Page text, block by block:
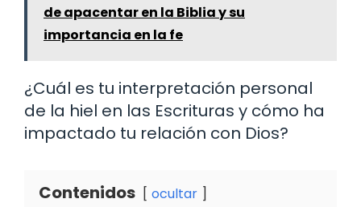
de apacentar en la Biblia y su
importancia en la fe
¿Cuál es tu interpretación personal
de la hiel en las Escrituras y cómo ha
impactado tu relación con Dios?
Contenidos ocultar